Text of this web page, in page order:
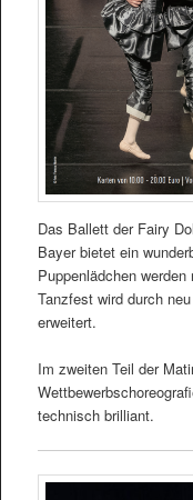
Das Ballett der Fairy
Bayer bietet ein
Puppenlädchen
Tanzfest wird durch
erweitert.
Im zweiten Teil der
technisch brilliant.